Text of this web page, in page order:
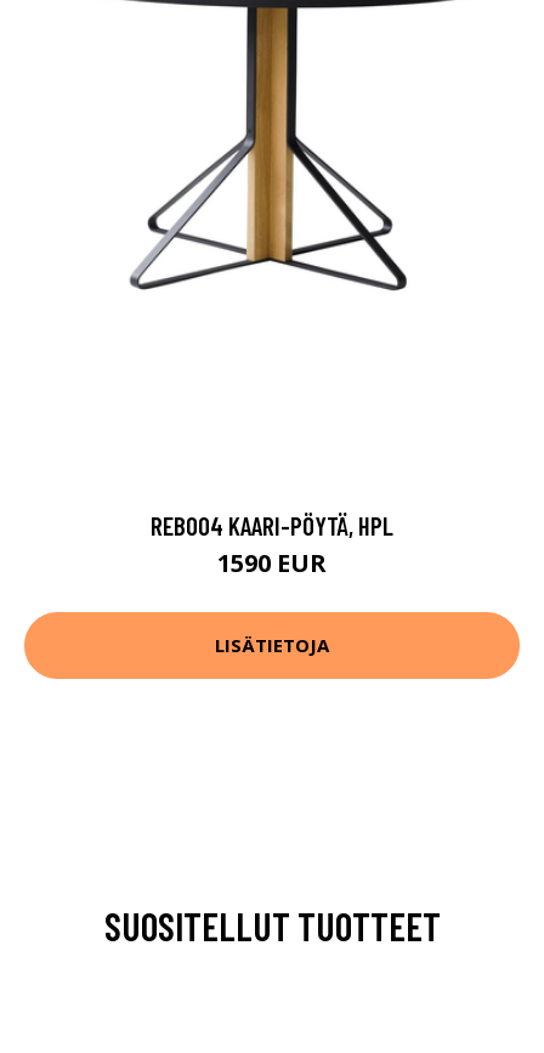
REB004 KAARI-PÖYTÄ, HPL
1590 EUR
LISÄTIETOJA
SUOSITELLUT TUOTTEET